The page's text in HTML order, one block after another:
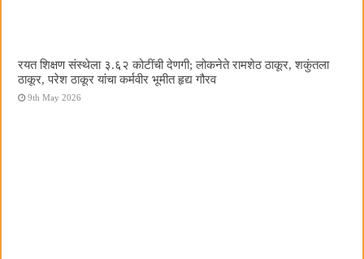
रयत शिक्षण संस्थेला ३.६२ कोटींची देणगी; लोकनेते रामशेठ ठाकूर, शकुंतला
ठाकूर, परेश ठाकूर यांचा कर्मवीर भूमीत हृद्य गौरव
9th May 2026